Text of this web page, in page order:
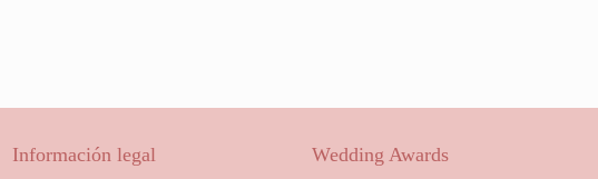
Información legal Wedding Awards